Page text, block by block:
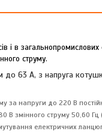
і в загальнопромислових
струму.
до 63 А, з напруга
за напруги до 220 В
змінного струму 50,60 Гц
електричних